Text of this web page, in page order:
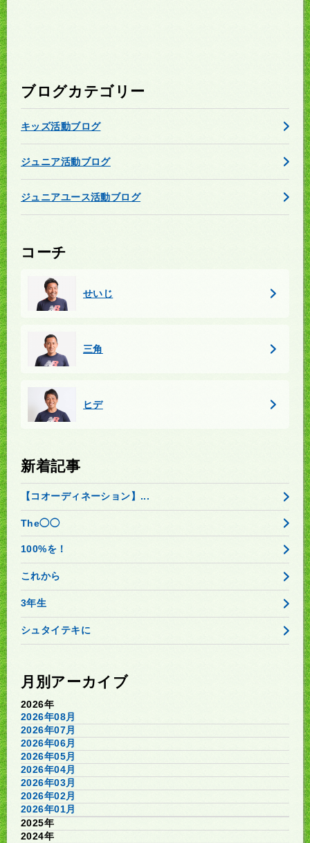
ブログカテゴリー
キッズ活動ブログ
ジュニア活動ブログ
ジュニアユース活動ブログ
コーチ
せいじ
三角
ヒデ
新着記事
【コオーディネーション】...
The◯◯
100%を！
これから
3年生
シュタイテキに
月別アーカイブ
2026年
2026年08月
2026年07月
2026年06月
2026年05月
2026年04月
2026年03月
2026年02月
2026年01月
2025年
2024年